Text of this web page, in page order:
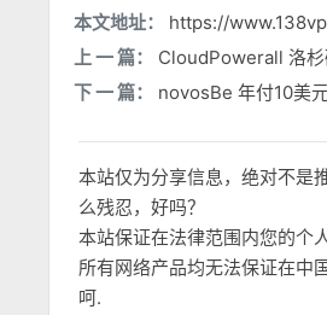
本文地址：
https://
上 一 篇：
CloudPowerall 洛
下 一 篇：
novosBe 年付10美
本站仅为分享信息，绝对不是
么残忍，好吗？
本站保证在法律范围内您的个
所有网络产品均无法保证在中
呵.